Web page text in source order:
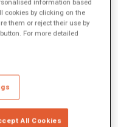
Campus, la
Equality Mission
, las
docentes, jóvenes y
de la UNESCO
frase que resume la
information based
cookies by clicking on the
them or reject their use by
For more detailed
All Cookies